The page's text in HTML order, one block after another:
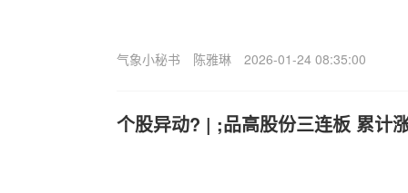
气象小秘书 陈雅琳 2026-01-24 08:35:00
个股异动? | ;品高股份三连板 累计